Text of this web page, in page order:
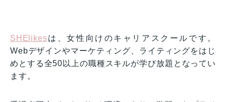
SHElikesは、女性向けのキャリアスクールです。
Webデザインやマーケティング、ライティングをはじ
めとする全50以上の職種スキルが学び放題となってい
ます。